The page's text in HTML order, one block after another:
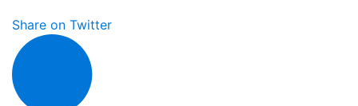
Share on Twitter